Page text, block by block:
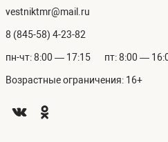
vestniktmr@mail.ru
8 (845-58) 4-23-82
пн-чт: 8:00 — 17:15 пт: 8:00 —
Возрастные ограничения: 16+